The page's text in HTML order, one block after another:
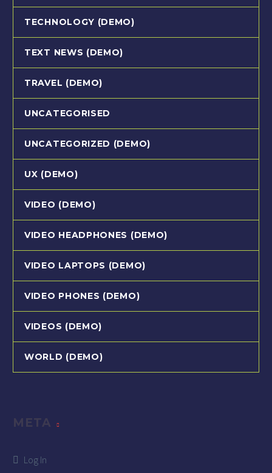
TECHNOLOGY (DEMO)
TEXT NEWS (DEMO)
TRAVEL (DEMO)
UNCATEGORISED
UNCATEGORIZED (DEMO)
UX (DEMO)
VIDEO (DEMO)
VIDEO HEADPHONES (DEMO)
VIDEO LAPTOPS (DEMO)
VIDEO PHONES (DEMO)
VIDEOS (DEMO)
WORLD (DEMO)
META
Log In